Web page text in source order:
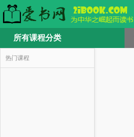
所有课程分类
热门课程